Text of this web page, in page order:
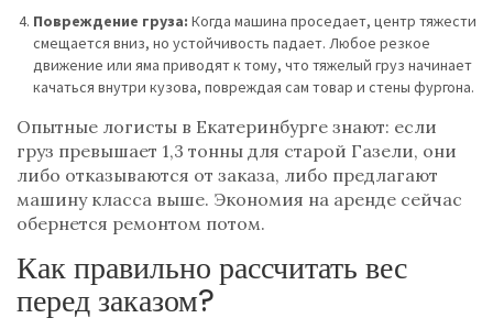
Повреждение груза: Когда машина проседает, центр тяжести
смещается вниз, но устойчивость падает. Любое резкое
движение или яма приводят к тому, что тяжелый груз начинает
качаться внутри кузова, повреждая сам товар и стены фургона.
Опытные логисты в Екатеринбурге знают: если
груз превышает 1,3 тонны для старой Газели, они
либо отказываются от заказа, либо предлагают
машину класса выше. Экономия на аренде сейчас
обернется ремонтом потом.
Как правильно рассчитать вес
перед заказом?